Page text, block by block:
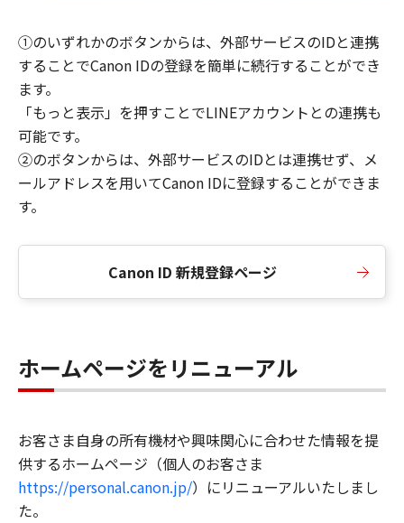
①のいずれかのボタンからは、外部サービスのIDと連携
することでCanon IDの登録を簡単に続行することができ
ます。
「もっと表示」を押すことでLINEアカウントとの連携も
可能です。
②のボタンからは、外部サービスのIDとは連携せず、メ
ールアドレスを用いてCanon IDに登録することができま
す。
Canon ID 新規登録ページ
ホームページをリニューアル
お客さま自身の所有機材や興味関心に合わせた情報を提
供するホームページ（個人のお客さま
https://personal.canon.jp/）にリニューアルいたしまし
た。